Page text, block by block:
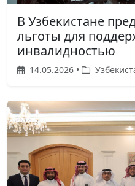
В Узбекистане
льготы для
инвалидностью
14.05.2026 •